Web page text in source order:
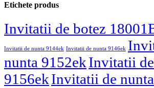
Etichete produs
Invitatii de botez
Invitatii de nunta 9144ek Invitatii de nunta 9146ek
nunta 9152ekInvitatii
9156ekInvitatii de